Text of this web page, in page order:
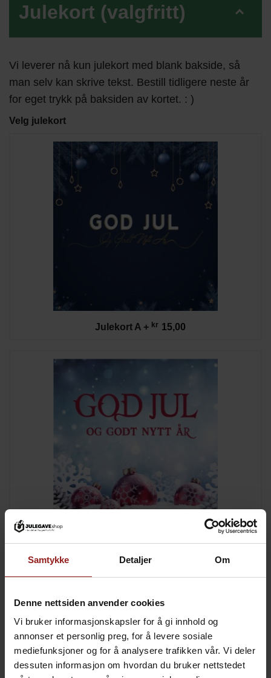
Samtykke Detaljer Om
Denne nettsiden anvender cookies
Vi bruker informasjonskapsler for å gi innhold og
annonser et personlig preg, for å levere sosiale
mediefunksjoner og for å analysere trafikken vår. Vi deler
dessuten informasjon om hvordan du bruker nettstedet
Julekort (valgfritt)
Vi leverer nå kun julekort med blank bakside, så
man selv kan skrive tekst. Bestill tidligere neste år
for eget trykk på baksiden av kortet. : )
Velg julekort
Julekort A + kr 15,00
Julekort B+kr 15,00